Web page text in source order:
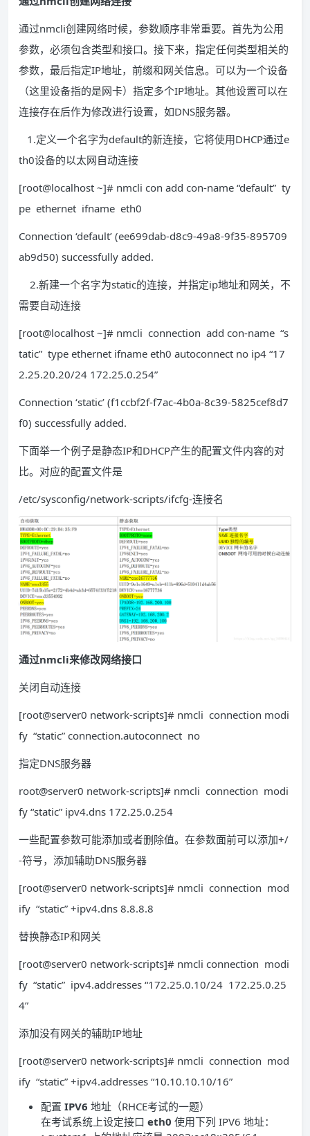
通过nmcli创建网络时候，参数顺序非常重要。首先为公用
参数，必须包含类型和接口。接下来，指定任何类型相关的
参数，最后指定IP地址，前缀和网关信息。可以为一个设备
（这里设备指的是网卡）指定多个IP地址。其他设置可以在
连接存在后作为修改进行设置，如DNS服务器。
1.定义一个名字为default的新连接，它将使用DHCP通过e
th0设备的以太网自动连接
[root@localhost ~]# nmcli con add con-name “default” ty
pe ethernet ifname eth0
Connection ‘default’ (ee699dab-d8c9-49a8-9f35-895709
ab9d50) successfully added.
2.新建一个名字为static的连接，并指定ip地址和网关，不
需要自动连接
[root@localhost ~]# nmcli connection add con-name “s
tatic” type ethernet ifname eth0 autoconnect no ip4 “17
2.25.20.20/24 172.25.0.254”
Connection ‘static’ (f1ccbf2f-f7ac-4b0a-8c39-5825cef8d7
f0) successfully added.
下面举一个例子是静态IP和DHCP产生的配置文件内容的对
比。对应的配置文件是
/etc/sysconfig/network-scripts/ifcfg-连接名
通过nmcli来修改网络接口
关闭自动连接
[root@server0 network-scripts]# nmcli connection modi
fy “static” connection.autoconnect no
指定DNS服务器
root@server0 network-scripts]# nmcli connection modi
fy “static” ipv4.dns 172.25.0.254
一些配置参数可能添加或者删除值。在参数面前可以添加+/
-符号，添加辅助DNS服务器
[root@server0 network-scripts]# nmcli connection mod
ify “static” +ipv4.dns 8.8.8.8
替换静态IP和网关
[root@server0 network-scripts]# nmcli connection modi
fy “static” ipv4.addresses “172.25.0.10/24 172.25.0.25
4”
添加没有网关的辅助IP地址
[root@server0 network-scripts]# nmcli connection mod
ify “static” +ipv4.addresses “10.10.10.10/16”
配置 IPV6 地址 （RHCE考试的一题）
在考试系统上设定接口 eth0 使用下列 IPV6 地址：